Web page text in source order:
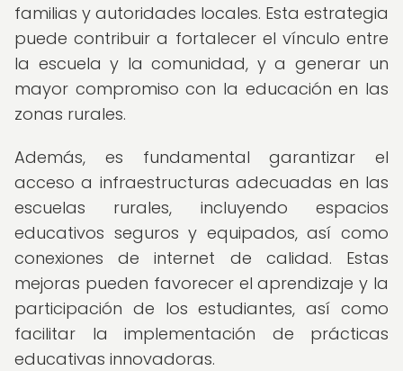
familias y autoridades locales. Esta estrategia
puede contribuir a fortalecer el vínculo entre
la escuela y la comunidad, y a generar un
mayor compromiso con la educación en las
zonas rurales.
Además, es fundamental garantizar el
acceso a infraestructuras adecuadas en las
escuelas rurales, incluyendo espacios
educativos seguros y equipados, así como
conexiones de internet de calidad. Estas
mejoras pueden favorecer el aprendizaje y la
participación de los estudiantes, así como
facilitar la implementación de prácticas
educativas innovadoras.